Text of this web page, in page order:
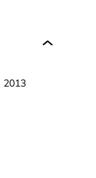
2013